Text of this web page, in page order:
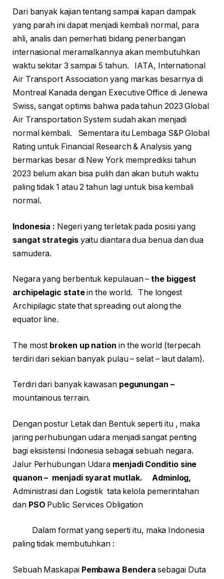
Dari banyak kajian tentang sampai kapan dampak
yang parah ini dapat menjadi kembali normal, para
ahli, analis dan pemerhati bidang penerbangan
internasional meramalkannya akan membutuhkan
waktu sekitar 3 sampai 5 tahun. IATA, International
Air Transport Association yang markas besarnya di
Montreal Kanada dengan Executive Office di Jenewa
Swiss, sangat optimis bahwa pada tahun 2023 Global
Air Transportation System sudah akan menjadi
normal kembali. Sementara itu Lembaga S&P Global
Rating untuk Financial Research & Analysis yang
bermarkas besar di New York memprediksi tahun
2023 belum akan bisa pulih dan akan butuh waktu
paling tidak 1 atau 2 tahun lagi untuk bisa kembali
normal.
Indonesia : Negeri yang terletak pada posisi yang
sangat strategisyaitu diantara dua benua dan dua
samudera.
Negara yang berbentuk kepulauan –the biggest
archipelagic statein the world. The longest
Archipilagic state that spreading out along the
equator line.
The most broken up nation in the world (terpecah
terdiri dari sekian banyak pulau – selat – laut dalam).
Terdiri dari banyak kawasan pegunungan –
mountainous terrain.
Dengan postur Letak dan Bentuk seperti itu , maka
jaring perhubungan udara menjadi sangat penting
bagi eksistensi Indonesia sebagai sebuah negara.
Jalur Perhubungan Udara menjadi Conditio sine
quanon – menjadi syarat mutlak. Adminlog,
Administrasi dan Logistik tata kelola pemerintahan
dan PSO Public Services Obligation
Dalam format yang seperti itu, maka Indonesia
paling tidak membutuhkan :
Sebuah Maskapai Pembawa Bendera sebagai Duta